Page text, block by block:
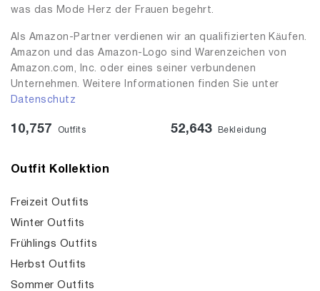
was das Mode Herz der Frauen begehrt.
Als Amazon-Partner verdienen wir an qualifizierten Käufen.
Amazon und das Amazon-Logo sind Warenzeichen von
Amazon.com, Inc. oder eines seiner verbundenen
Unternehmen. Weitere Informationen finden Sie unter
Datenschutz
10,757 Outfits 52,643 Bekleidung
Outfit Kollektion
Freizeit Outfits
Winter Outfits
Frühlings Outfits
Herbst Outfits
Sommer Outfits